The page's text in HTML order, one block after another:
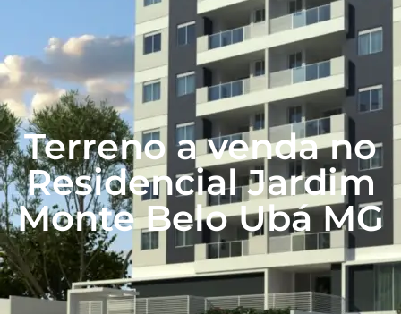
Terreno a venda no
Residencial Jardim
Monte Belo Ubá MG